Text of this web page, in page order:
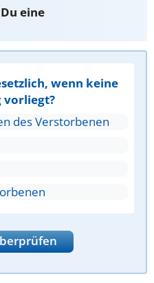
eine
wenn keine
vorliegt?
des Verstorbenen